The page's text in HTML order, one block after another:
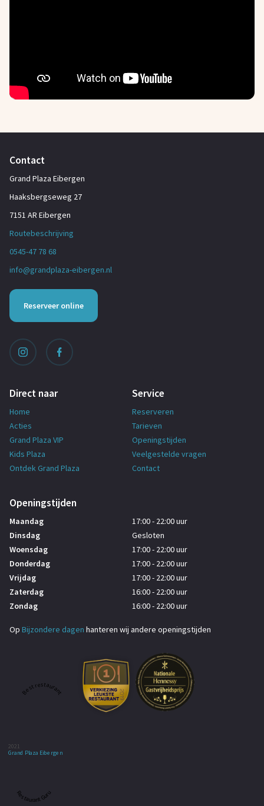
Contact
Grand Plaza Eibergen
Haaksbergseweg 27
7151 AR Eibergen
Routebeschrijving
0545-47 78 68
info@grandplaza-eibergen.nl
Reserveer online
Direct naar
Home
Acties
Grand Plaza VIP
Kids Plaza
Ontdek Grand Plaza
Service
Reserveren
Tarieven
Openingstijden
Veelgestelde vragen
Contact
Openingstijden
Maandag
Dinsdag
Woensdag
Donderdag
Vrijdag
Zaterdag
Zondag
17:00 - 22:00 uur
Gesloten
17:00 - 22:00 uur
17:00 - 22:00 uur
17:00 - 22:00 uur
16:00 - 22:00 uur
16:00 - 22:00 uur
Op Bijzondere dagen hanteren wij andere openingstijden
Best restaurant
2021
Grand Plaza Eibergen
Restaurant Guru